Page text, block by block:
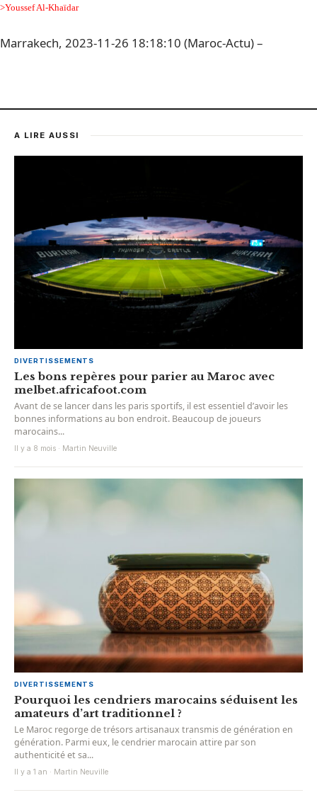
>Youssef Al-Khaïdar
Marrakech, 2023-11-26 18:18:10 (Maroc-Actu) –
A LIRE AUSSI
DIVERTISSEMENTS
Les bons repères pour parier au Maroc avec
melbet.africafoot.com
Avant de se lancer dans les paris sportifs, il est essentiel d’avoir les
bonnes informations au bon endroit. Beaucoup de joueurs
marocains...
Il y a 8 mois · Martin Neuville
DIVERTISSEMENTS
Pourquoi les cendriers marocains séduisent les
amateurs d’art traditionnel ?
Le Maroc regorge de trésors artisanaux transmis de génération en
génération. Parmi eux, le cendrier marocain attire par son
authenticité et sa...
Il y a 1 an · Martin Neuville